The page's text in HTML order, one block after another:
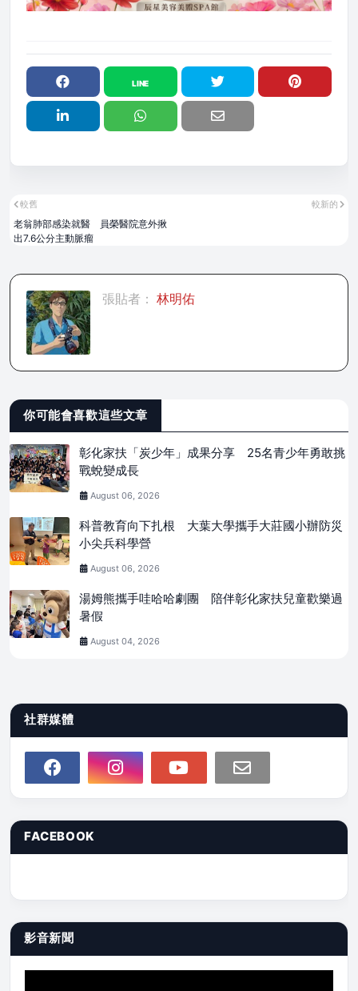
較新的
較舊
老翁肺部感染就醫 員榮醫院意外揪
出7.6公分主動脈瘤
張貼者： 林明佑
你可能會喜歡這些文章
彰化家扶「炭少年」成果分享 25名青少年勇敢挑
戰蛻變成長
August 06, 2026
科普教育向下扎根 大葉大學攜手大莊國小辦防災
小尖兵科學營
August 06, 2026
湯姆熊攜手哇哈哈劇團 陪伴彰化家扶兒童歡樂過
暑假
August 04, 2026
社群媒體
FACEBOOK
影音新聞